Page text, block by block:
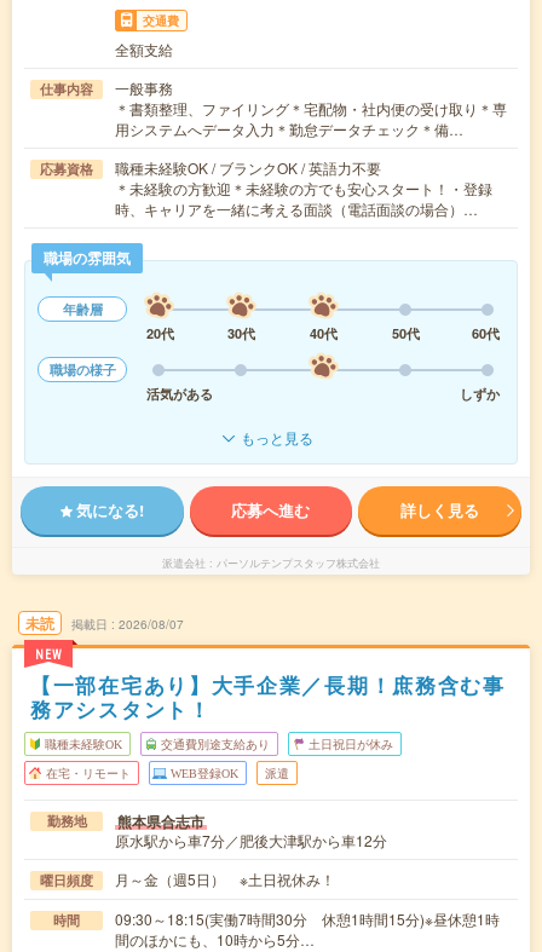
交通費
全額支給
仕事内容
一般事務
＊書類整理、ファイリング＊宅配物・社内便の受け取り＊専
用システムへデータ入力＊勤怠データチェック＊備…
応募資格
職種未経験OK / ブランクOK / 英語力不要
＊未経験の方歓迎＊未経験の方でも安心スタート！・登録
時、キャリアを一緒に考える面談（電話面談の場合）…
職場の雰囲気
年齢層
20代
30代 40代 50代
60代
職場の様子
活気がある
しずか
もっと見る
気になる! 応募へ進む 詳しく見る
派遣会社 パーソルテンプスタッフ株式会社
未読
NEW
掲載日 2026/08/07
【一部在宅あり】大手企業／長期！庶務含む事
務アシスタント！
職種未経験OK 交通費別途支給あり 土日祝日が休み
在宅・リモート WEB登録OK 派遣
勤務地 熊本県合志市
原水駅から車7分／肥後大津駅から車12分
曜日頻度 月～金（週5日） ※土日祝休み！
時間
09:30～18:15(実働7時間30分 休憩1時間15分)※昼休憩1時
間のほかにも、10時から5分…